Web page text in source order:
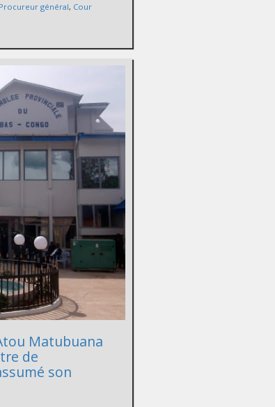
Procureur général, Cour
Matubuana
de
son